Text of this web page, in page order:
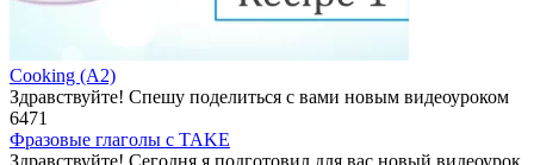
Cooking (A2)
Здравствуйте! Спешу поделиться с вами новым видеоуроком
6471
Фразовые глаголы с TAKE
Здравствуйте! Сегодня я подготовил для вас новый видеоурок